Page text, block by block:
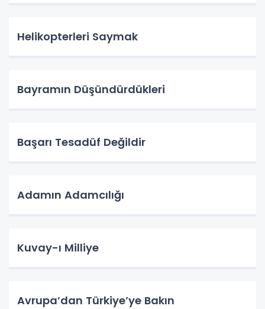
Helikopterleri Saymak
Bayramın Düşündürdükleri
Başarı Tesadüf Değildir
Adamın Adamcılığı
Kuvay-ı Milliye
Avrupa’dan Türkiye’ye Bakın